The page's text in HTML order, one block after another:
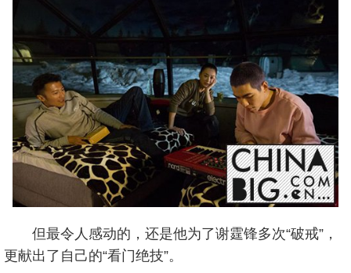
但最令人感动的，还是他为了谢霆锋多次“破戒”，
更献出了自己的“看门绝技”。